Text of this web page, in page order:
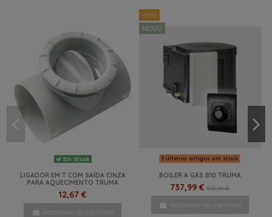
Em Stock
LIGADOR EM T COM SAÍDA CINZA
PARA AQUECIMENTO TRUMA
12,67 €
Adicionar ao carrinho
-16%
NOVO
Últimos artigos em stock
BOILER A GÁS B10 TRUMA
737,99 €878,56 €
Adicionar ao carrinho